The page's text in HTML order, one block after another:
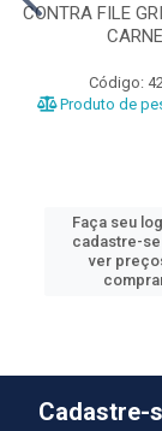
CONTRA FILE
CARNE
Código:
Produto de
Faça seu
cadastre-
ver
Cadastre-